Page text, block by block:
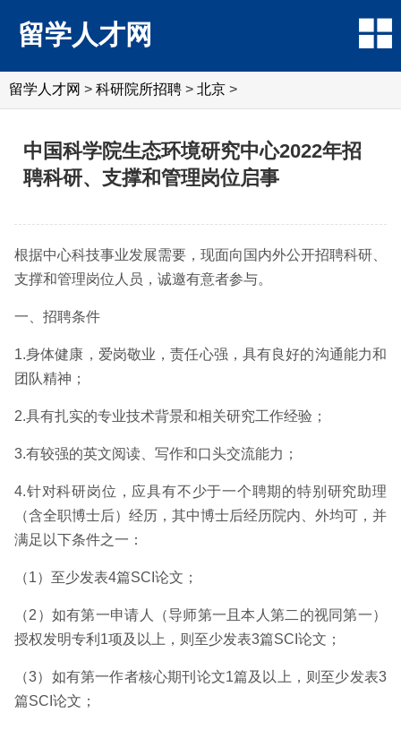
留学人才网
留学人才网 > 科研院所招聘 > 北京 >
中国科学院生态环境研究中心2022年招
聘科研、支撑和管理岗位启事
根据中心科技事业发展需要，现面向国内外公开招聘科研、
支撑和管理岗位人员，诚邀有意者参与。
一、招聘条件
1.身体健康，爱岗敬业，责任心强，具有良好的沟通能力和
团队精神；
2.具有扎实的专业技术背景和相关研究工作经验；
3.有较强的英文阅读、写作和口头交流能力；
4.针对科研岗位，应具有不少于一个聘期的特别研究助理
（含全职博士后）经历，其中博士后经历院内、外均可，并
满足以下条件之一：
（1）至少发表4篇SCI论文；
（2）如有第一申请人（导师第一且本人第二的视同第一）
授权发明专利1项及以上，则至少发表3篇SCI论文；
（3）如有第一作者核心期刊论文1篇及以上，则至少发表3
篇SCI论文；